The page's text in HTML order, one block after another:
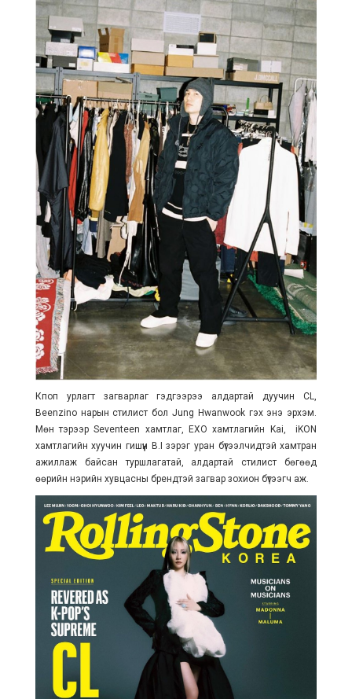
Кпоп урлагт загварлаг гэдгээрээ алдартай дуучин CL,
Beenzino нарын стилист бол Jung Hwanwook гэх энэ эрхэм.
Мөн тэрээр Seventeen хамтлаг, EXO хамтлагийн Kai, iKON
хамтлагийн хуучин гишүүн B.I зэрэг уран бүтээлчидтэй хамтран
ажиллаж байсан туршлагатай, алдартай стилист бөгөөд
өөрийн нэрийн хувцасны брендтэй загвар зохион бүтээгч аж.